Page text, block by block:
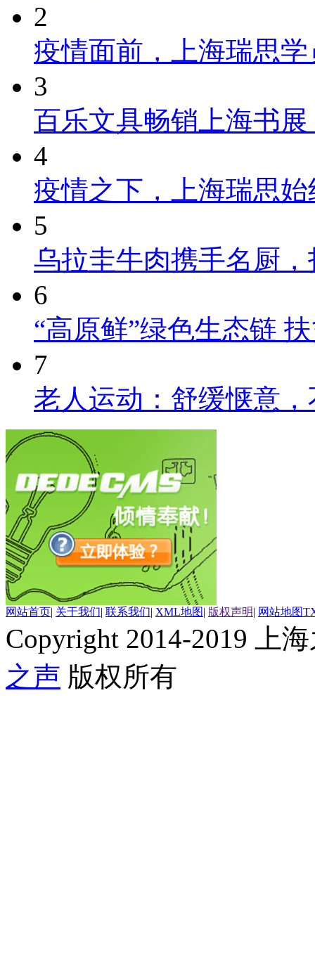
2
疫情面前，上海瑞思
3
百乐文具畅销上海书
4
疫情之下，上海瑞思
5
乌拉圭牛肉携手名厨
6
“高原鲜”绿色生态链
7
老人运动：舒缓惬意
网站首页| 关于我们| 联系我们| XML地图| 版权声明| 网站地图
Copyright 2014-2019 上
之声 版权所有